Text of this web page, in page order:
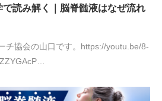
読み解く｜脳脊髄液はなぜ流れ
チ協会の山口です。https://youtu.be/8-